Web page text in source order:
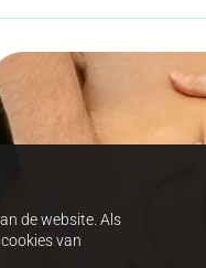
de website. Als
van